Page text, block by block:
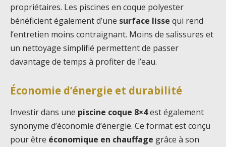
propriétaires. Les piscines en coque polyester
bénéficient également d’une surface lisse qui rend
l’entretien moins contraignant. Moins de salissures et
un nettoyage simplifié permettent de passer
davantage de temps à profiter de l’eau.
Économie d’énergie et durabilité
Investir dans une piscine coque 8×4est également
synonyme d’économie d’énergie. Ce format est conçu
pour être économique en chauffage grâce à son